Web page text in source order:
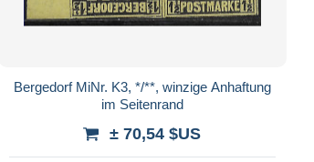
Bergedorf MiNr. K3, */**, winzige Anhaftung
im Seitenrand
± 70,54 $US